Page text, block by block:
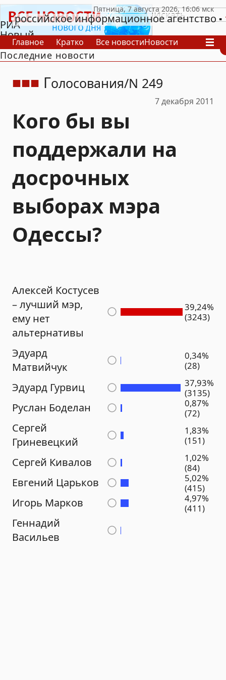
РИА
Новый
День
российское информационное агентство
Главное Кратко Все новостиНовости
В России
В мире
Последние новости
Голосования N 249
7 декабря 2011
Кого бы вы
поддержали на
досрочных
выборах мэра
Одессы?
Алексей Костусев
– лучший мэр,
ему нет
альтернативы
39,24%
(3243)
Эдуард
Матвийчук
0,34%
(28)
Эдуард Гурвиц
37,93%
(3135)
Руслан Боделан
0,87%
(72)
Сергей
Гриневецкий
1,83%
(151)
Сергей Кивалов
1,02%
(84)
Евгений Царьков
5,02%
(415)
Игорь Марков
4,97%
(411)
Геннадий
Васильев